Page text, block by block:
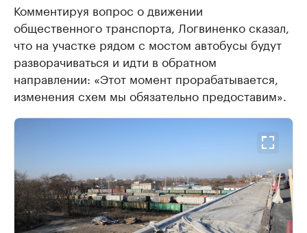
Комментируя вопрос о движении
общественного транспорта, Логвиненко сказал,
что на участке рядом с мостом автобусы будут
разворачиваться и идти в обратном
направлении: «Этот момент прорабатывается,
изменения схем мы обязательно предоставим».